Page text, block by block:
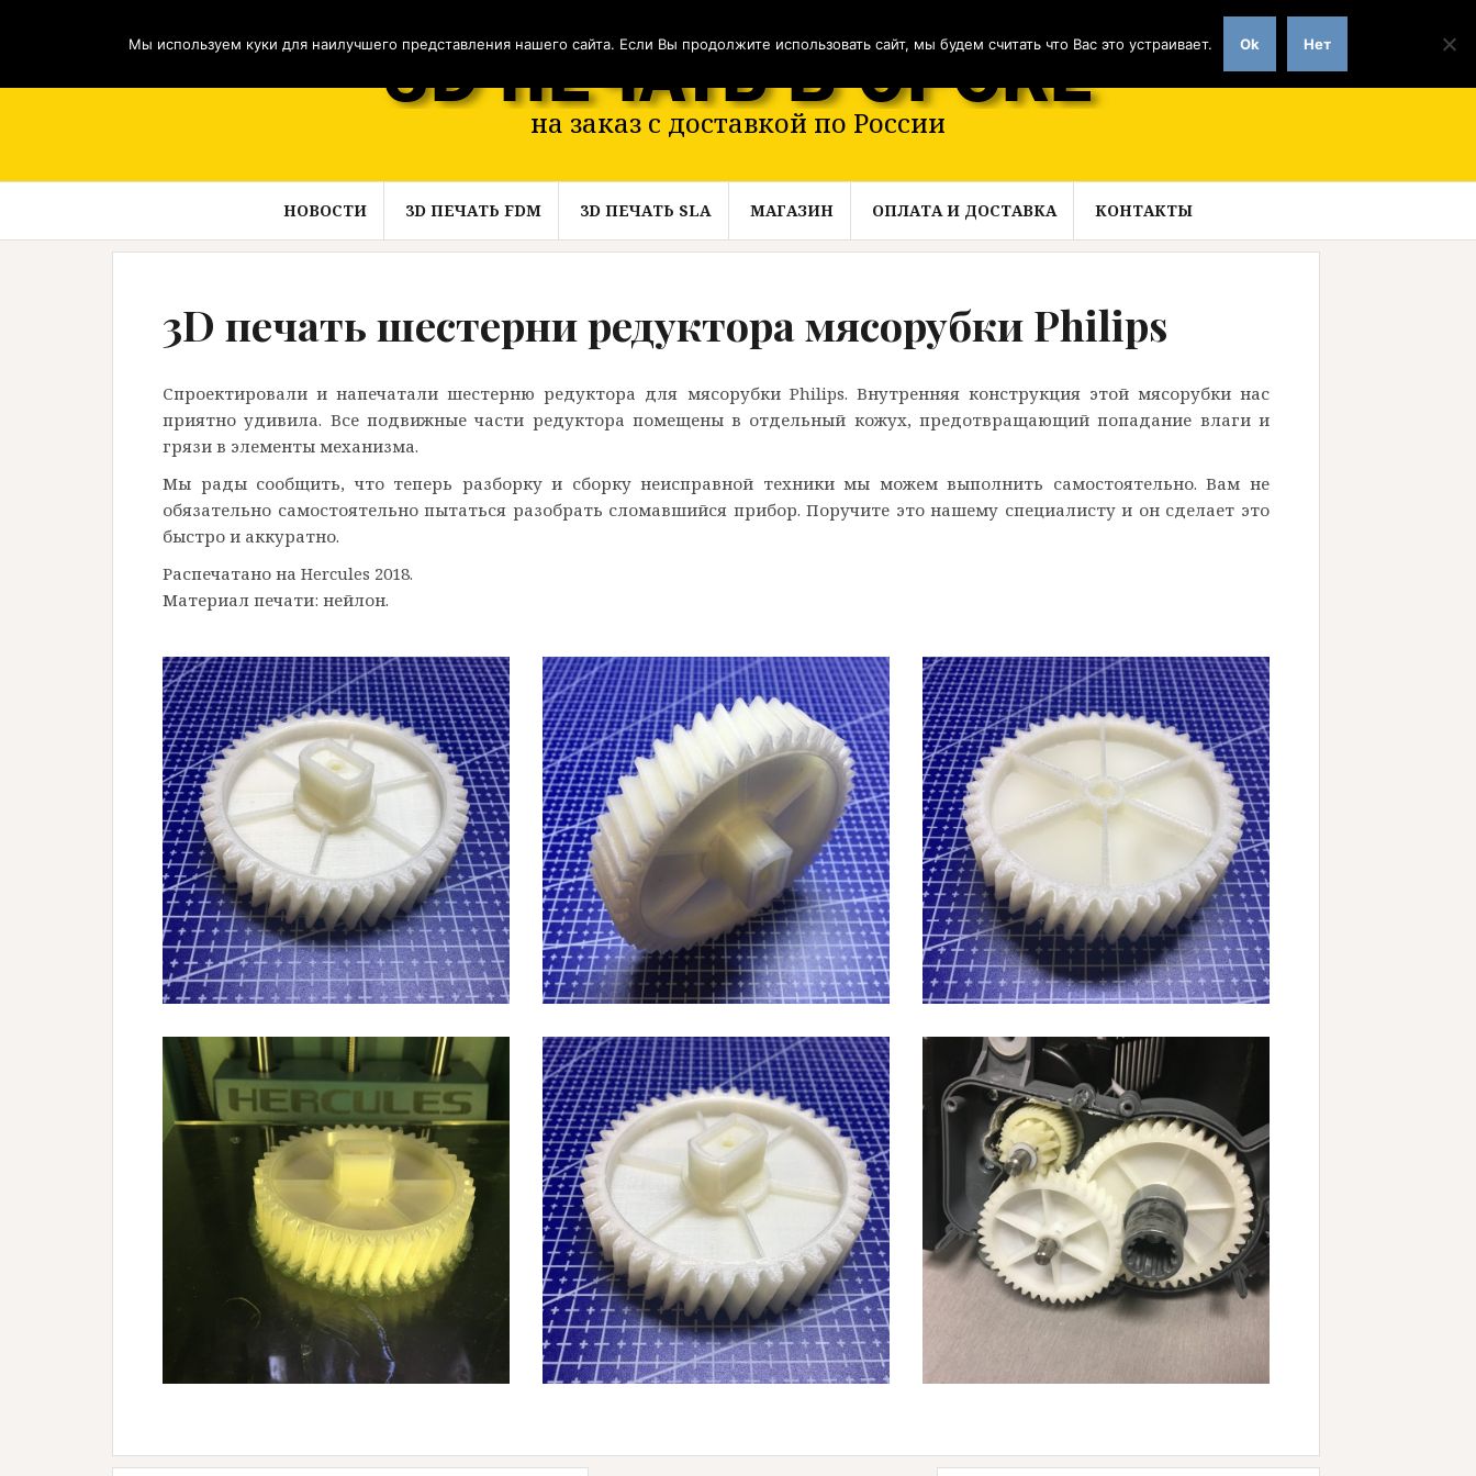
на заказ с доставкой по России
НОВОСТИ 3D ПЕЧАТЬ FDM 3D ПЕЧАТЬ SLA МАГАЗИН ОПЛАТА И ДОСТАВКА КОНТАКТЫ
3D печать шестерни редуктора мясорубки Philips
Спроектировали и напечатали шестерню редуктора для мясорубки Philips. Внутренняя конструкция этой мясорубки нас
приятно удивила. Все подвижные части редуктора помещены в отдельный кожух, предотвращающий попадание влаги и
грязи в элементы механизма.
Мы рады сообщить, что теперь разборку и сборку неисправной техники мы можем выполнить самостоятельно. Вам не
обязательно самостоятельно пытаться разобрать сломавшийся прибор. Поручите это нашему специалисту и он сделает это
быстро и аккуратно.
Распечатано на Hercules 2018.
Материал печати: нейлон.
Мы используем куки для наилучшего представления нашего сайта. Если Вы продолжите использовать сайт, мы будем считать что Вас это устраивает. Ok Нет